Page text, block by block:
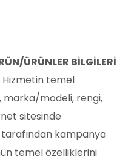
ÜRÜNLER BİLGİLERİ
temel
marka/modeli, rengi,
sitesinde
tarafından kampanya
temel özelliklerini